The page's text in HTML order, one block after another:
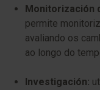
Monitorización
permite
avaliando os
ao longo do
Investigación: